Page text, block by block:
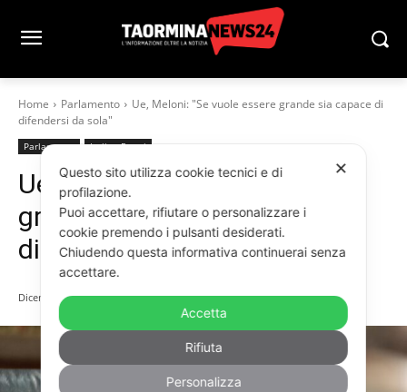
Home Parlamento
Ue, Meloni: "Se vuole essere grande sia capace di
difendersi da sola"
Parlamento Italia - Esteri
Ue, Meloni: “Se vuole essere
grande sia capace di
difendersi da sola”
Dicembre 5, 2025
✕
Questo sito utilizza cookie tecnici e di
profilazione.
Puoi accettare, rifiutare o personalizzare i
cookie premendo i pulsanti desiderati.
Chiudendo questa informativa continuerai senza
accettare.
Accetta
Rifiuta
Personalizza